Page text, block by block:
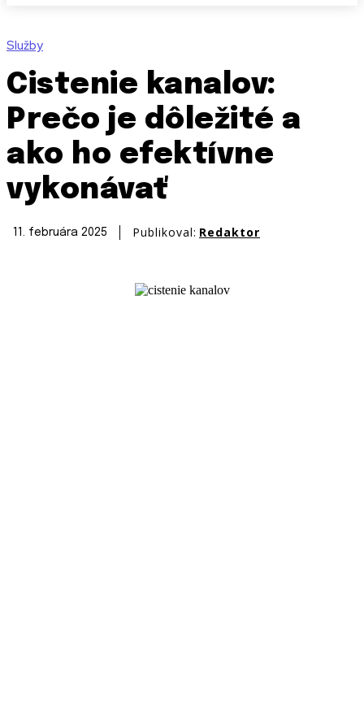
Služby
Cistenie kanalov:
Prečo je dôležité a
ako ho efektívne
vykonávať
11. februára 2025 Publikoval: Redaktor